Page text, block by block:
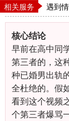
相关服务 遇到
核心结论
早前在高中同
第三者的，这
种已婚男出轨
全杜绝的。假
看到这个视频
个第三者爆骂